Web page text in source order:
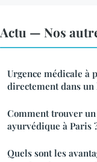
Actu — Nos
Urgence médicale à
directement dans un
Comment trouver un
ayurvédique à Paris
Quels sont les